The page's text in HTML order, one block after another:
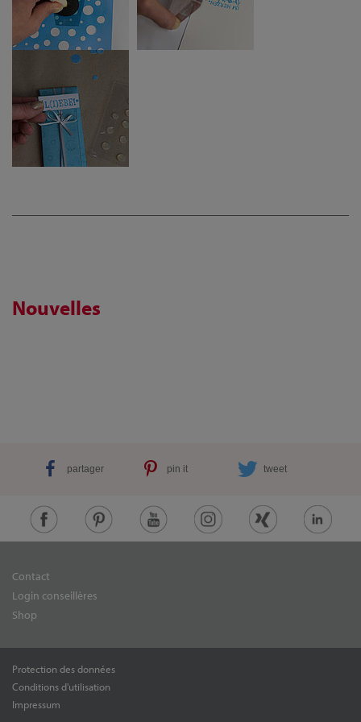
Nouvelles
partager pin it tweet
Contact
Login conseillères
Shop
Protection des données
Conditions d'utilisation
Impressum